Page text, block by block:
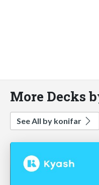
More Decks
See All by konifar